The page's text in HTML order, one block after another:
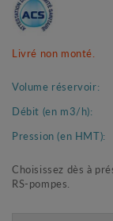
Livré non monté.
Volume réservoir:
Débit (en m3/h):
Pression (en HMT):
Choisissez dès à
RS-pompes.